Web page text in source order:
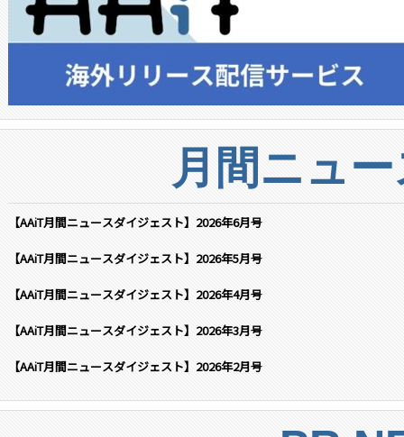
月間ニュ
【AAiT月間ニュースダイジェスト】2026年6月号
【AAiT月間ニュースダイジェスト】2026年5月号
【AAiT月間ニュースダイジェスト】2026年4月号
【AAiT月間ニュースダイジェスト】2026年3月号
【AAiT月間ニュースダイジェスト】2026年2月号